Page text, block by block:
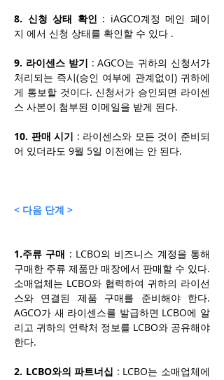
8. 신청 상태 확인 : iAGCO계정 메인 페이
지 에서 신청 상태를 확인할 수 있다 .
9. 라이센스 받기 : AGCO는 귀하의 신청서가
처리되는 즉시(승인 여부에 관계없이) 귀하에
게 통보할 것이다. 신청서가 승인되면 라이센
스 사본이 첨부된 이메일을 받게 된다.
10. 판매 시기 : 라이센스와 모든 것이 준비되
어 있더라도 9월 5일 이전에는 안 된다.
< 다음 단계 >
1.주류 구매 : LCBO의 비즈니스 계정을 통해
구매한 주류 제품만 매장에서 판매할 수 있다.
소매업체는 LCBO와 협력하여 귀하의 라이선
스와 연결된 제품 구매를 준비해야 한다.
AGCO가 새 라이센스를 발급하면 LCBO에 알
리고 귀하의 연락처 정보를 LCBO와 공유해야
한다.
2. LCBO와의 파트너십 : LCBO는 소매업체에